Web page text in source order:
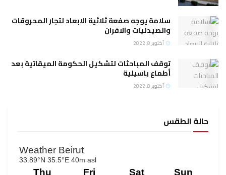
سلامة يوجه صفعة ثلاثية الابعاد لتجار المحروقات
والصيدليات والافران
أكتوبر 8, 2022
توقف المباحثات لتشكيل الحكومة الميقاتية بعد
أطماع باسيلية
أكتوبر 8, 2022
حالة الطقس